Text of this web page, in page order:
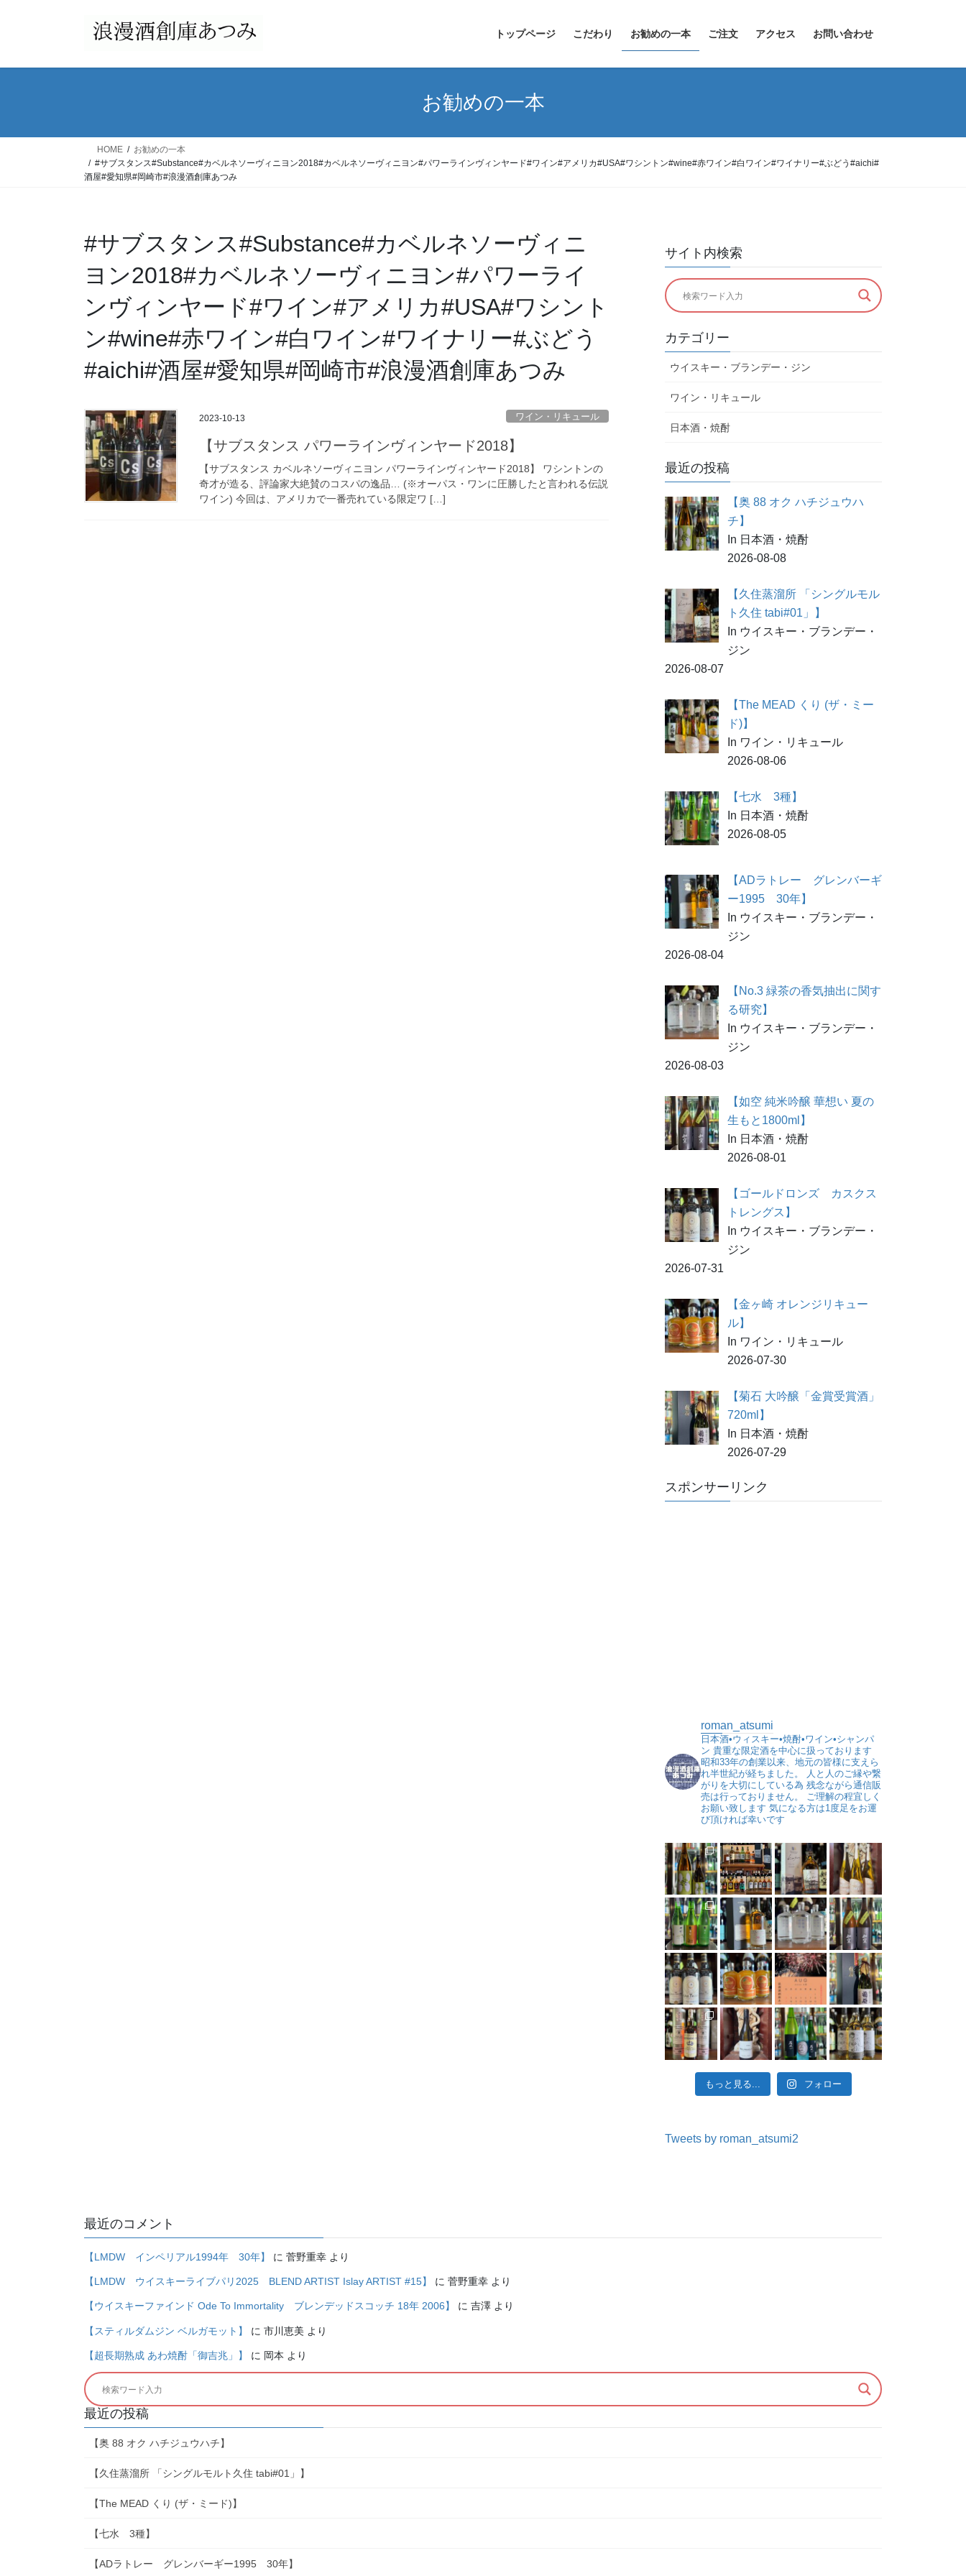
トップページ こだわり お勧めの一本 ご注文 アクセス お問い合わせ
お勧めの一本
HOME
お勧めの一本
#サブスタンス#Substance#カベルネソーヴィニヨン2018#カベルネソーヴィニヨン#パワーラインヴィンヤード#ワイン#アメリカ#USA#ワシントン#wine#赤ワイン#白ワイン#ワイナリー#ぶどう#aichi#
酒屋#愛知県#岡崎市#浪漫酒創庫あつみ
#サブスタンス#Substance#カベルネソーヴィニ
ヨン2018#カベルネソーヴィニヨン#パワーライ
ンヴィンヤード#ワイン#アメリカ#USA#ワシント
ン#wine#赤ワイン#白ワイン#ワイナリー#ぶどう
#aichi#酒屋#愛知県#岡崎市#浪漫酒創庫あつみ
2023-10-13 ワイン・リキュール
【サブスタンス パワーラインヴィンヤード2018】
【サブスタンス カベルネソーヴィニヨン パワーラインヴィンヤード2018】 ワシントンの
奇才が造る、評論家大絶賛のコスパの逸品… (※オーパス・ワンに圧勝したと言われる伝説
ワイン) 今回は、アメリカで一番売れている限定ワ […]
サイト内検索
カテゴリー
ウイスキー・ブランデー・ジン
ワイン・リキュール
日本酒・焼酎
最近の投稿
【奥 88 オク ハチジュウハ
チ】
In 日本酒・焼酎
2026-08-08
【久住蒸溜所 「シングルモル
ト久住 tabi#01」】
In ウイスキー・ブランデー・
ジン
2026-08-07
【The MEAD くり (ザ・ミー
ド)】
In ワイン・リキュール
2026-08-06
【七水 3種】
In 日本酒・焼酎
2026-08-05
【ADラトレー グレンバーギ
ー1995 30年】
In ウイスキー・ブランデー・
ジン
2026-08-04
【No.3 緑茶の香気抽出に関す
る研究】
In ウイスキー・ブランデー・
ジン
2026-08-03
【如空 純米吟醸 華想い 夏の
生もと1800ml】
In 日本酒・焼酎
2026-08-01
【ゴールドロンズ カスクス
トレングス】
In ウイスキー・ブランデー・
ジン
2026-07-31
【金ヶ崎 オレンジリキュー
ル】
In ワイン・リキュール
2026-07-30
【菊石 大吟醸「金賞受賞酒」
720ml】
In 日本酒・焼酎
2026-07-29
スポンサーリンク
roman_atsumi
日本酒•ウィスキー•焼酎•ワイン•シャンパ
ン 貴重な限定酒を中心に扱っております
昭和33年の創業以来、地元の皆様に支えら
れ半世紀が経ちました。
人と人のご縁や繋
がりを大切にしている為 残念ながら通信販
売は行っておりません。
ご理解の程宜しく
お願い致します 気になる方は1度足をお運
び頂ければ幸いです
もっと見る... フォロー
Tweets by roman_atsumi2
最近のコメント
【LMDW インペリアル1994年 30年】 に 菅野重幸 より
【LMDW ウイスキーライブパリ2025 BLEND ARTIST Islay ARTIST #15】 に 菅野重幸 より
【ウイスキーファインド Ode To Immortality ブレンデッドスコッチ 18年 2006】 に 吉澤 より
【スティルダムジン ベルガモット】 に 市川恵美 より
【超長期熟成 あわ焼酎「御吉兆」】 に 岡本 より
最近の投稿
【奥 88 オク ハチジュウハチ】
【久住蒸溜所 「シングルモルト久住 tabi#01」】
【The MEAD くり (ザ・ミード)】
【七水 3種】
【ADラトレー グレンバーギー1995 30年】